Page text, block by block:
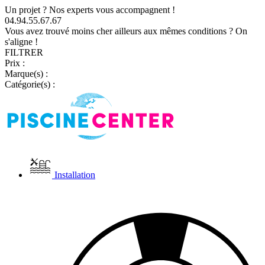
Un projet ? Nos experts vous accompagnent !
04.94.55.67.67
Vous avez trouvé moins cher ailleurs aux mêmes conditions ? On
s'aligne !
FILTRER
Prix :
Marque(s) :
Catégorie(s) :
Installation